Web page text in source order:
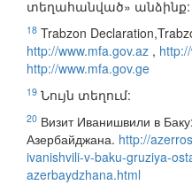
տեղահանված» անձինք:
18 Trabzon
http://www.mfa.gov.az ,
http://www.mfa.gov.ge
19 Նույն տեղում:
20 Визит Иванишвили в
Азербайджана. http://
ivanishvili-v-baku-gruziya-
azerbaydzhana.html